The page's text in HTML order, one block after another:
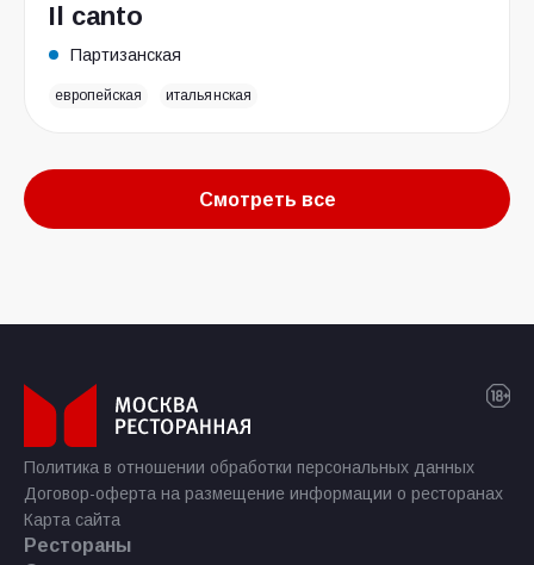
Il canto
Партизанская
европейская итальянская
Смотреть все
Политика в отношении обработки персональных данных
Договор-оферта на размещение информации о ресторанах
Карта сайта
Рестораны